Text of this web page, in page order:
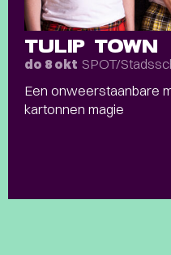
TULIP TOWN
do 8 okt SPOT/
Een onweerstaanbare
kartonnen magie